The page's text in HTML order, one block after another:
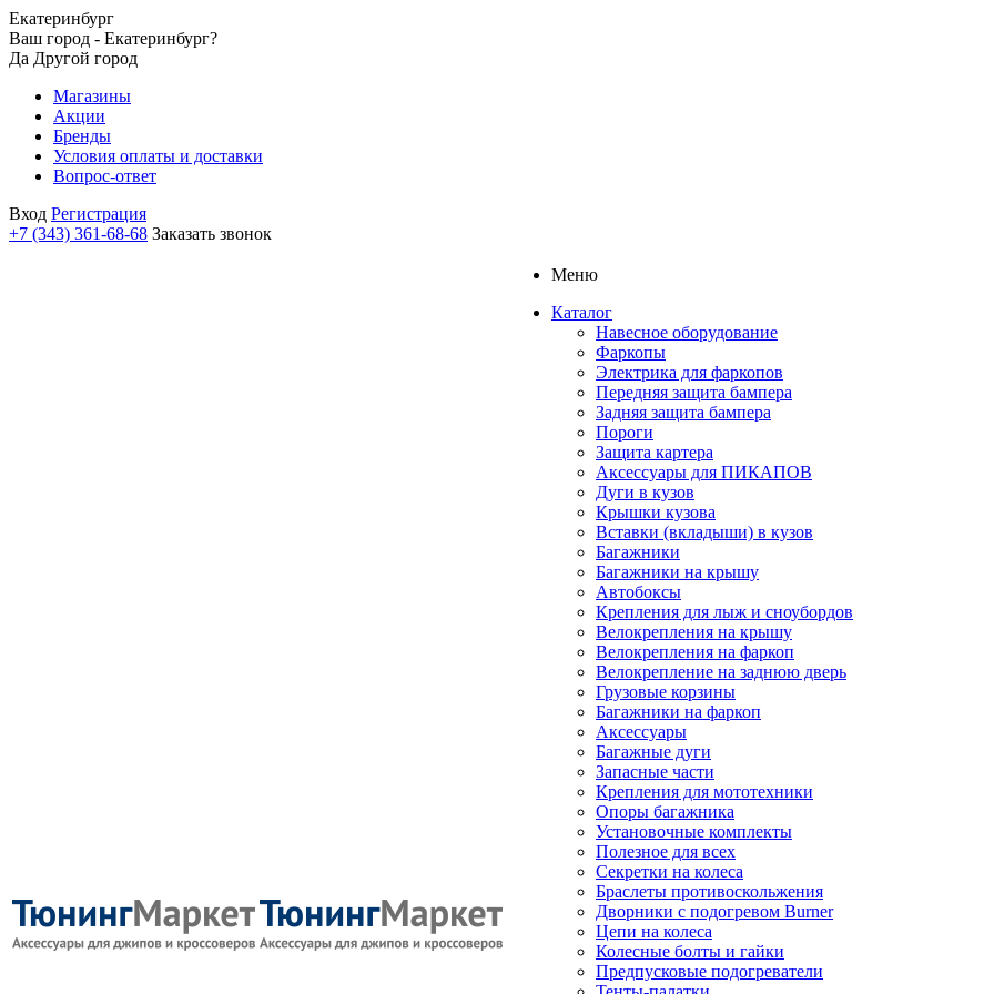
Екатеринбург
Ваш город - Екатеринбург?
Да Другой город
Магазины
Акции
Бренды
Условия оплаты и доставки
Вопрос-ответ
Вход Регистрация
+7 (343) 361-68-68 Заказать звонок
Меню
Каталог
Навесное оборудование
Фаркопы
Электрика для фаркопов
Передняя защита бампера
Задняя защита бампера
Пороги
Защита картера
Аксессуары для ПИКАПОВ
Дуги в кузов
Крышки кузова
Вставки (вкладыши) в кузов
Багажники
Багажники на крышу
Автобоксы
Крепления для лыж и сноубордов
Велокрепления на крышу
Велокрепления на фаркоп
Велокрепление на заднюю дверь
Грузовые корзины
Багажники на фаркоп
Аксессуары
Багажные дуги
Запасные части
Крепления для мототехники
Опоры багажника
Установочные комплекты
Полезное для всех
Секретки на колеса
Браслеты противоскольжения
Дворники с подогревом Burner
Цепи на колеса
Колесные болты и гайки
Предпусковые подогреватели